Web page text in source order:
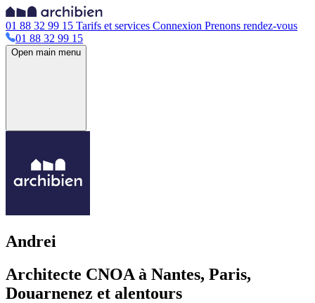
01 88 32 99 15 Tarifs et services Connexion Prenons rendez-vous
01 88 32 99 15
Open main menu
Andrei
Architecte CNOA à Nantes, Paris,
Douarnenez et alentours